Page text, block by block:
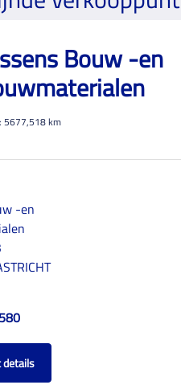
Bouw -en
5677,518km
-en
details